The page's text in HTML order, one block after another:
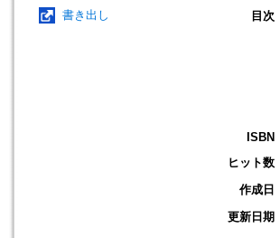
書き出し
目次
ISBN
ヒット数
作成日
更新日期